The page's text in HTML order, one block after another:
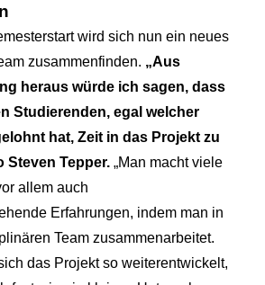
wird sich nun ein neues
zusammenfinden. „Aus
heraus würde ich sagen, dass
Studierenden, egal welcher
hat, Zeit in das Projekt zu
Steven Tepper. „Man macht viele
allem auch
Erfahrungen, indem man in
Team zusammenarbeitet.
das Projekt so weiterentwickelt,